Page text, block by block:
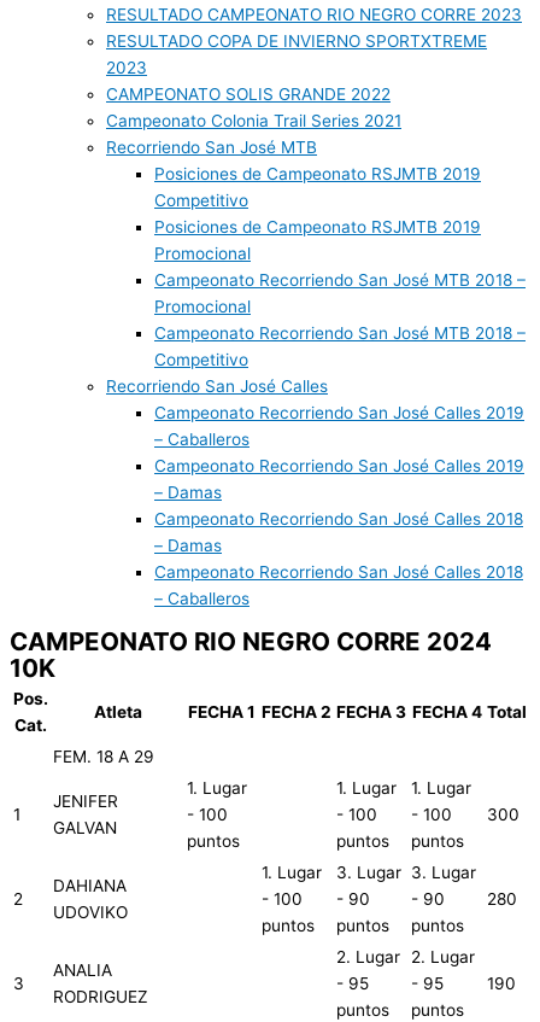
RESULTADO CAMPEONATO RIO NEGRO CORRE 2023
RESULTADO COPA DE INVIERNO SPORTXTREME
2023
CAMPEONATO SOLIS GRANDE 2022
Campeonato Colonia Trail Series 2021
Recorriendo San José MTB
Posiciones de Campeonato RSJMTB 2019
Competitivo
Posiciones de Campeonato RSJMTB 2019
Promocional
Campeonato Recorriendo San José MTB 2018 –
Promocional
Campeonato Recorriendo San José MTB 2018 –
Competitivo
Recorriendo San José Calles
Campeonato Recorriendo San José Calles 2019
– Caballeros
Campeonato Recorriendo San José Calles 2019
– Damas
Campeonato Recorriendo San José Calles 2018
– Damas
Campeonato Recorriendo San José Calles 2018
– Caballeros
CAMPEONATO RIO NEGRO CORRE 2024
10K
Pos.
Cat.
Atleta FECHA 1 FECHA 2 FECHA 3 FECHA 4 Total
FEM. 18 A 29
1
JENIFER
GALVAN
1. Lugar
- 100
puntos
1. Lugar
- 100
puntos
1. Lugar
- 100
puntos
300
2
DAHIANA
UDOVIKO
1. Lugar
- 100
puntos
3. Lugar
- 90
puntos
3. Lugar
- 90
puntos
280
3
ANALIA
RODRIGUEZ
2. Lugar
- 95
puntos
2. Lugar
- 95
puntos
190